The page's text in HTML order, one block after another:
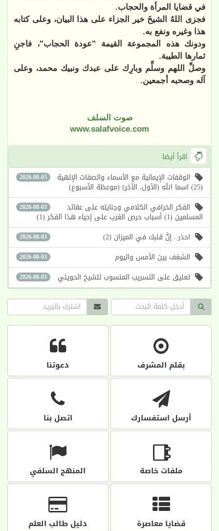
في قضايا المرأة والحجاب.
فجزى اللهُ الشيخَ خير الجزاء على هذا البيان، وعلى كتابه
هذا وغيره ونفع به.
ودونك هذه المجموعة القيمة "عودة الحجاب"، فاجنِ
ثمارها الطيبة.
وصلِّ اللهم وسلِّم وبارِك على عبدك ونبيك محمد، وعلى
آله وصحبه أجمعين.
صوت السلف
www.salafvoice.com
اقرأ أيضا
2026-08-05 الوقفات الإيمانية مع الأسماء والصفات الإلهية
(25) اسما الله (الأول، الآخر) (موعظة الأسبوع)
2026-08-03 الفكر الخرافي الكلامي وجنايته على عقائد
المسلمين (1) أسباب حرص الغرب على إحياء هذا الفكر (1)
2026-08-03 احذر.. إنَّ قلبك في الميزان (2)
2026-08-03 الشغف بين الأمس واليوم
2026-08-03 تعليق على التسريب المنسوب للشيخ الحويني
بقلم المشرف دعوتنا
أرسل استفسارك اتصل بنا
ملفات خاصة المنهج السلفي
قضايا معاصرة دليل طالب العلم